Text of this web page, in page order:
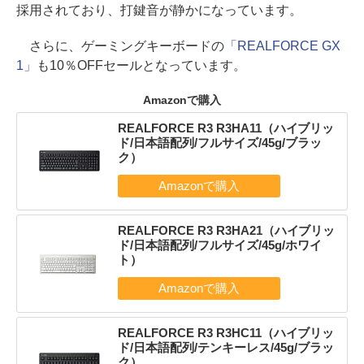
採用されており、打鍵音が静かになっています。
さらに、ゲーミングキーボードの「REALFORCE GX
1」
も10％OFFセールとなっています。
Amazonで購入
REALFORCE R3 R3HA11（ハイブリッ
ド/日本語配列/フルサイズ/45g/ブラッ
ク）
REALFORCE R3 R3HA21（ハイブリッ
ド/日本語配列/フルサイズ/45g/ホワイ
ト）
REALFORCE R3 R3HC11（ハイブリッ
ド/日本語配列/テンキーレス/45g/ブラッ